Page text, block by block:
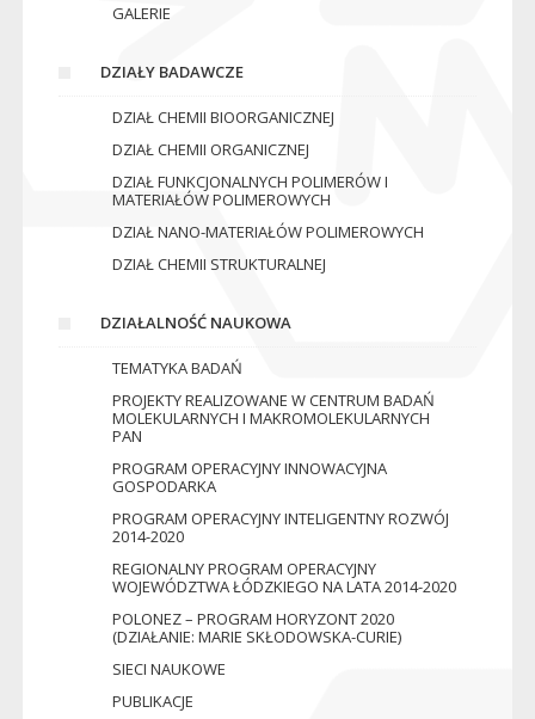
GALERIE
DZIAŁY BADAWCZE
DZIAŁ CHEMII BIOORGANICZNEJ
DZIAŁ CHEMII ORGANICZNEJ
DZIAŁ FUNKCJONALNYCH POLIMERÓW I
MATERIAŁÓW POLIMEROWYCH
DZIAŁ NANO-MATERIAŁÓW POLIMEROWYCH
DZIAŁ CHEMII STRUKTURALNEJ
DZIAŁALNOŚĆ NAUKOWA
TEMATYKA BADAŃ
PROJEKTY REALIZOWANE W CENTRUM BADAŃ
MOLEKULARNYCH I MAKROMOLEKULARNYCH
PAN
PROGRAM OPERACYJNY INNOWACYJNA
GOSPODARKA
PROGRAM OPERACYJNY INTELIGENTNY ROZWÓJ
2014-2020
REGIONALNY PROGRAM OPERACYJNY
WOJEWÓDZTWA ŁÓDZKIEGO NA LATA 2014-2020
POLONEZ – PROGRAM HORYZONT 2020
(DZIAŁANIE: MARIE SKŁODOWSKA-CURIE)
SIECI NAUKOWE
PUBLIKACJE